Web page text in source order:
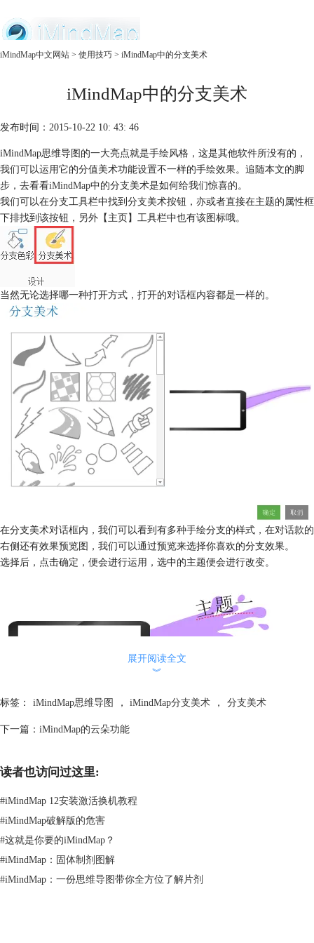
服务
iMindMap中文网站 > 使用技巧 > iMindMap中的分支美术
iMindMap中的分支美术
发布时间：2015-10-22 10: 43: 46
iMindMap思维导图的一大亮点就是手绘风格，这是其他软件所没有的，
我们可以运用它的分值美术功能设置不一样的手绘效果。追随本文的脚
步，去看看iMindMap中的分支美术是如何给我们惊喜的。
我们可以在分支工具栏中找到分支美术按钮，亦或者直接在主题的属性框
下排找到该按钮，另外【主页】工具栏中也有该图标哦。
当然无论选择哪一种打开方式，打开的对话框内容都是一样的。
在分支美术对话框内，我们可以看到有多种手绘分支的样式，在对话款的
右侧还有效果预览图，我们可以通过预览来选择你喜欢的分支效果。
选择后，点击确定，便会进行运用，选中的主题便会进行改变。
不是觉得iMindMap思维导图的手绘功能很赞。
展开阅读全文
︾
标签： iMindMap思维导图 ， iMindMap分支美术 ， 分支美术
下一篇： iMindMap的云朵功能
读者也访问过这里:
#iMindMap 12安装激活换机教程
#iMindMap破解版的危害
#这就是你要的iMindMap？
#iMindMap：固体制剂图解
#iMindMap：一份思维导图带你全方位了解片剂